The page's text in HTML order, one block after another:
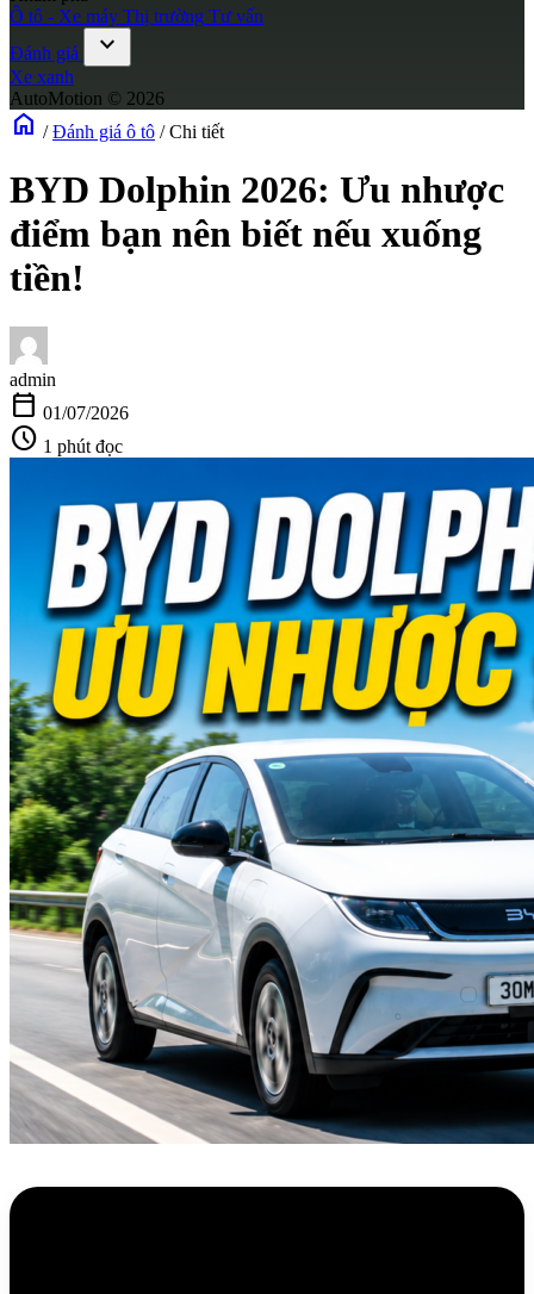
Ô tô - Xe máy Thị trường Tư vấn
Đánh giá
expand_more
Xe xanh
AutoMotion © 2026
home / Đánh giá ô tô / Chi tiết
BYD Dolphin 2026: Ưu nhược
điểm bạn nên biết nếu xuống
tiền!
admin
calendar_today 01/07/2026
schedule 1 phút đọc